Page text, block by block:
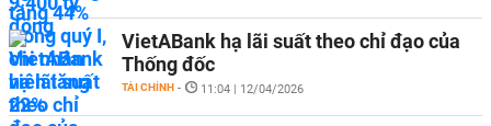
VietABank hạ lãi suất theo chỉ đạo của
Thống đốc
TÀI CHÍNH - 11:04 | 12/04/2026